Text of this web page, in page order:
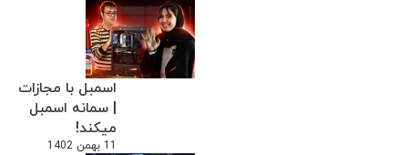
اسمبل با مجازات
| سمانه اسمبل
میکند!
11 بهمن 1402